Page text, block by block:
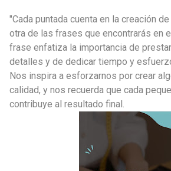
"Cada puntada cuenta en la creación
otra de las frases que encontrarás en
frase enfatiza la importancia de
detalles y de dedicar tiempo y
Nos inspira a esforzarnos por crear
calidad, y nos recuerda que cada
contribuye al resultado final.